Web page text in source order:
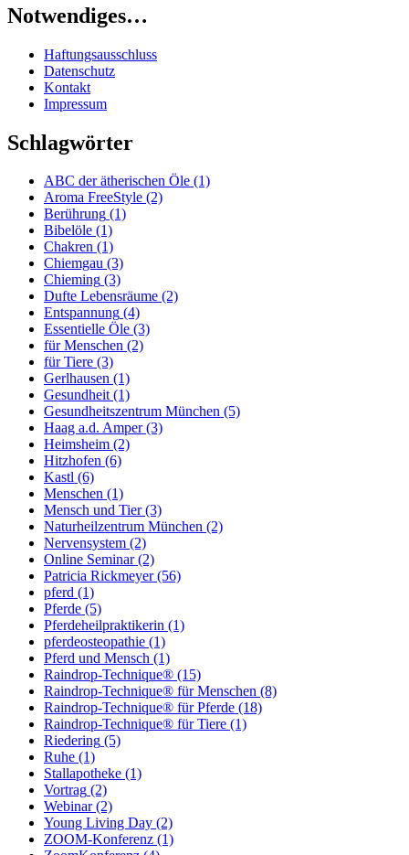
Notwendiges…
Haftungsausschluss
Datenschutz
Kontakt
Impressum
Schlagwörter
ABC der ätherischen Öle (1)
Aroma FreeStyle (2)
Berührung (1)
Bibelöle (1)
Chakren (1)
Chiemgau (3)
Chieming (3)
Dufte Lebensräume (2)
Entspannung (4)
Essentielle Öle (3)
für Menschen (2)
für Tiere (3)
Gerlhausen (1)
Gesundheit(1)
Gesundheitszentrum München (5)
Haag a.d. Amper(3)
Heimsheim (2)
Hitzhofen (6)
Kastl (6)
Menschen (1)
Mensch und Tier(3)
Naturheilzentrum München (2)
Nervensystem (2)
Online Seminar(2)
Patricia Rickmeyer(56)
pferd (1)
Pferde (5)
Pferdeheilpraktikerin (1)
pferdeosteopathie (1)
Pferd und Mensch (1)
Raindrop-Technique® (15)
Raindrop-Technique® für Menschen (8)
Raindrop-Technique® für Pferde (18)
Raindrop-Technique® für Tiere (1)
Riedering (5)
Ruhe (1)
Stallapotheke (1)
Vortrag (2)
Webinar(2)
Young Living Day (2)
ZOOM-Konferenz (1)